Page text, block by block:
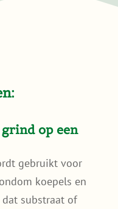
op een
gebruikt voor
koepels en
substraat of